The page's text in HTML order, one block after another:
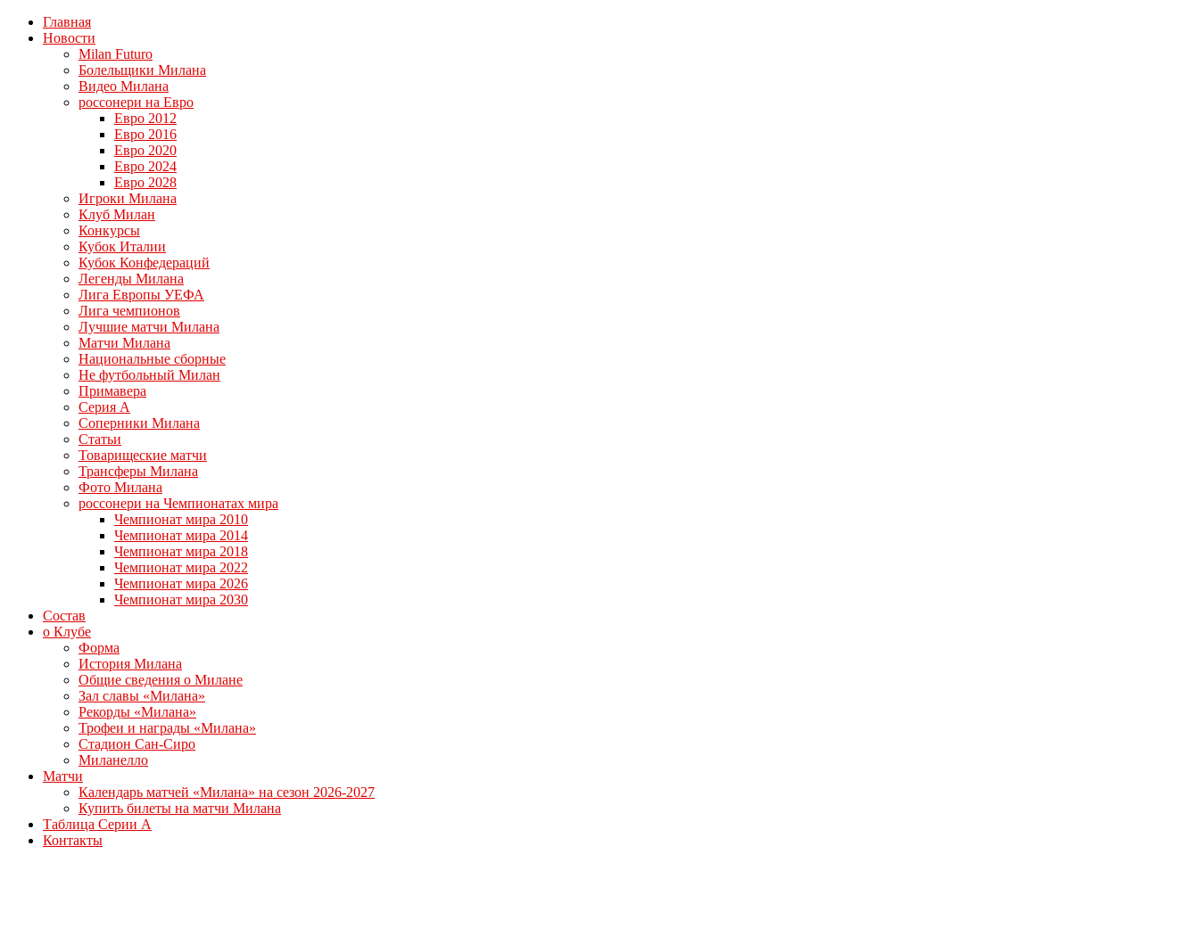
Главная
Новости
Milan Futuro
Болельщики Милана
Видео Милана
россонери на Евро
Евро 2012
Евро 2016
Евро 2020
Евро 2024
Евро 2028
Игроки Милана
Клуб Милан
Конкурсы
Кубок Италии
Кубок Конфедераций
Легенды Милана
Лига Европы УЕФА
Лига чемпионов
Лучшие матчи Милана
Матчи Милана
Национальные сборные
Не футбольный Милан
Примавера
Серия А
Соперники Милана
Статьи
Товарищеские матчи
Трансферы Милана
Фото Милана
россонери на Чемпионатах мира
Чемпионат мира 2010
Чемпионат мира 2014
Чемпионат мира 2018
Чемпионат мира 2022
Чемпионат мира 2026
Чемпионат мира 2030
Состав
о Клубе
Форма
История Милана
Общие сведения о Милане
Зал славы «Милана»
Рекорды «Милана»
Трофеи и награды «Милана»
Стадион Сан-Сиро
Миланелло
Матчи
Календарь матчей «Милана» на сезон 2026-2027
Купить билеты на матчи Милана
Таблица Серии А
Контакты